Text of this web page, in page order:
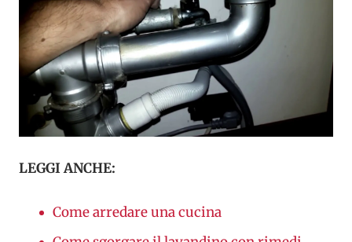
LEGGI ANCHE:
Come arredare una cucina